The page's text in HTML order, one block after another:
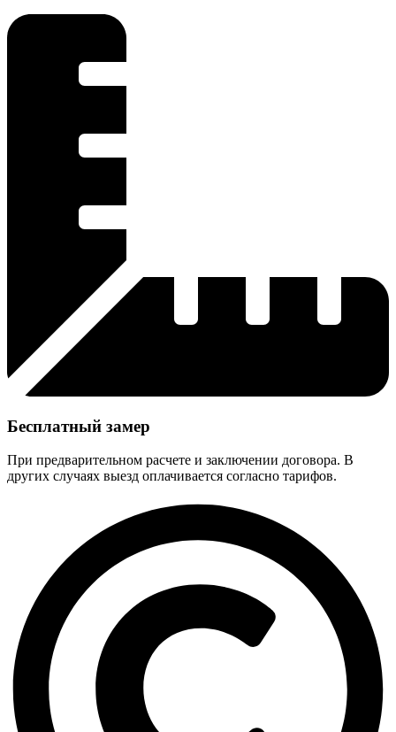
Бесплатный замер
При предварительном расчете и заключении договора. В
других случаях выезд оплачивается согласно тарифов.